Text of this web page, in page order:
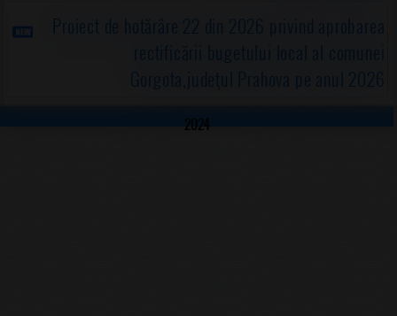
Proiect de hotărâre 22 din 2026 privind aprobarea
rectificării bugetului local al comunei
Gorgota,judeţul Prahova pe anul 2026
2024